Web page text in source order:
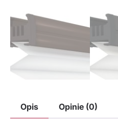
Opis Opinie (0)